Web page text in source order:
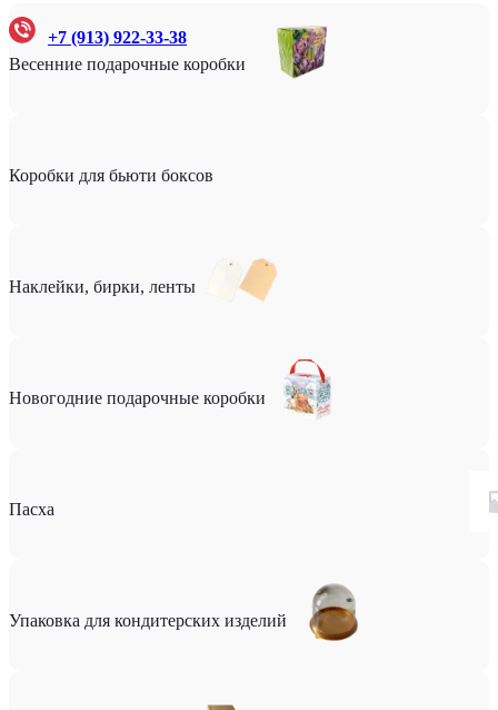
+7 (913) 922-33-38
Весенние подарочные коробки
Коробки для бьюти боксов
Наклейки, бирки, ленты
Новогодние подарочные коробки
Пасха
Упаковка для кондитерских изделий